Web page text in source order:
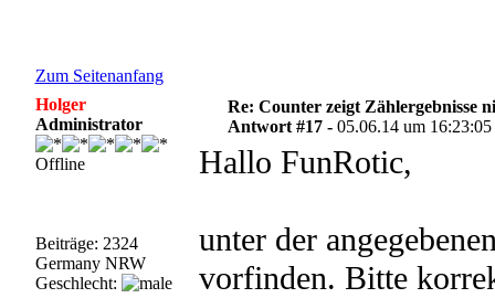
Zum Seitenanfang
Holger
Administrator
Offline
Beiträge: 2324
Germany NRW
Geschlecht:
Re: Counter zeigt Zählergebnisse
Antwort #17 -05.06.14 um 16:23:05
Hallo FunRotic,
unter der
vorfinden. Bitte